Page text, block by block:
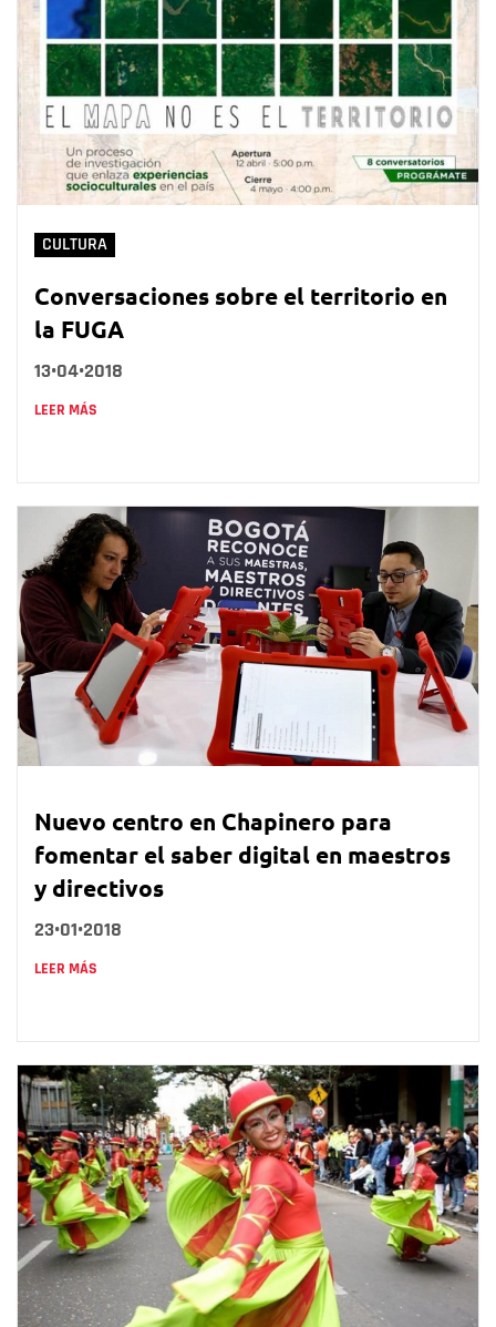
CULTURA
Conversaciones sobre el territorio en
la FUGA
13•04•2018
LEER MÁS
Nuevo centro en Chapinero para
fomentar el saber digital en maestros
y directivos
23•01•2018
LEER MÁS